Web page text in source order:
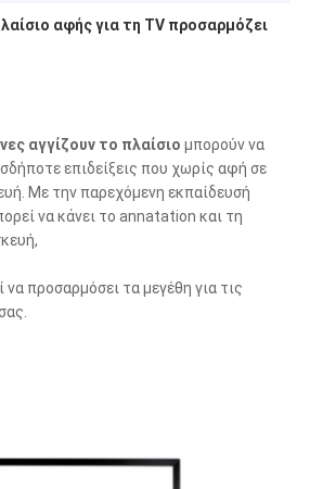
αφής για τη TV προσαρμόζει
αγγίζουν το πλαίσιομπορούν να
επιδείξεις που χωρίς αφή σε
Με την παρεχόμενη εκπαίδευσή
να κάνει το annatation και τη
να προσαρμόσει τα μεγέθη για τις